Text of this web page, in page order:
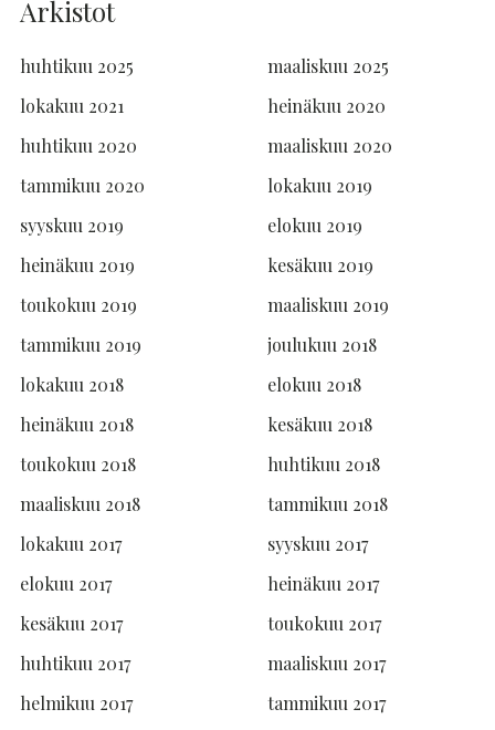
Arkistot
huhtikuu 2025
maaliskuu 2025
lokakuu 2021
heinäkuu 2020
huhtikuu 2020
maaliskuu 2020
tammikuu 2020
lokakuu 2019
syyskuu 2019
elokuu 2019
heinäkuu 2019
kesäkuu 2019
toukokuu 2019
maaliskuu 2019
tammikuu 2019
joulukuu 2018
lokakuu 2018
elokuu 2018
heinäkuu 2018
kesäkuu 2018
toukokuu 2018
huhtikuu 2018
maaliskuu 2018
tammikuu 2018
lokakuu 2017
syyskuu 2017
elokuu 2017
heinäkuu 2017
kesäkuu 2017
toukokuu 2017
huhtikuu 2017
maaliskuu 2017
helmikuu 2017
tammikuu 2017